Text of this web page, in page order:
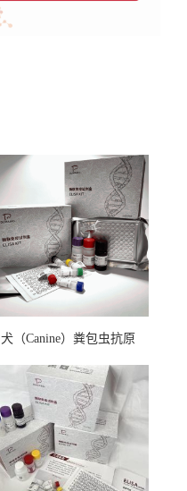
犬（Canine）粪包虫抗原